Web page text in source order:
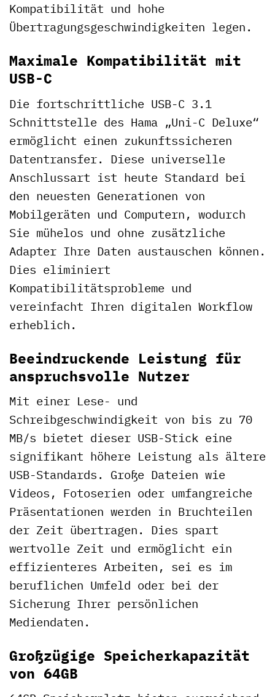
Kompatibilität und hohe
Übertragungsgeschwindigkeiten legen.
Maximale Kompatibilität mit
USB-C
Die fortschrittliche USB-C 3.1
Schnittstelle des Hama „Uni-C Deluxe“
ermöglicht einen zukunftssicheren
Datentransfer. Diese universelle
Anschlussart ist heute Standard bei
den neuesten Generationen von
Mobilgeräten und Computern, wodurch
Sie mühelos und ohne zusätzliche
Adapter Ihre Daten austauschen können.
Dies eliminiert
Kompatibilitätsprobleme und
vereinfacht Ihren digitalen Workflow
erheblich.
Beeindruckende Leistung für
anspruchsvolle Nutzer
Mit einer Lese- und
Schreibgeschwindigkeit von bis zu 70
MB/s bietet dieser USB-Stick eine
signifikant höhere Leistung als ältere
USB-Standards. Große Dateien wie
Videos, Fotoserien oder umfangreiche
Präsentationen werden in Bruchteilen
der Zeit übertragen. Dies spart
wertvolle Zeit und ermöglicht ein
effizienteres Arbeiten, sei es im
beruflichen Umfeld oder bei der
Sicherung Ihrer persönlichen
Mediendaten.
Großzügige Speicherkapazität
von 64GB